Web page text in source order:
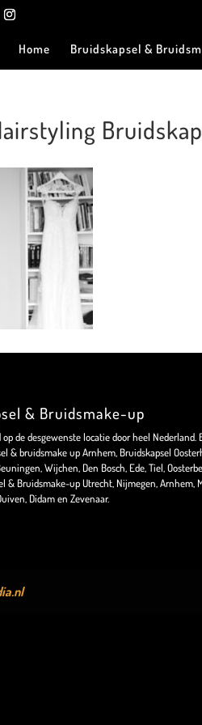
Home Bruidskapsel &
& Bruidsmake-up
de desgewenste locatie door heel Nederland.
& bruidsmake up Arnhem, Bruidskapsel
Wijchen, Den Bosch, Ede, Tiel,
& Bruidsmake-up Utrecht, Nijmegen, Arnhem,
Didam en Zevenaar.